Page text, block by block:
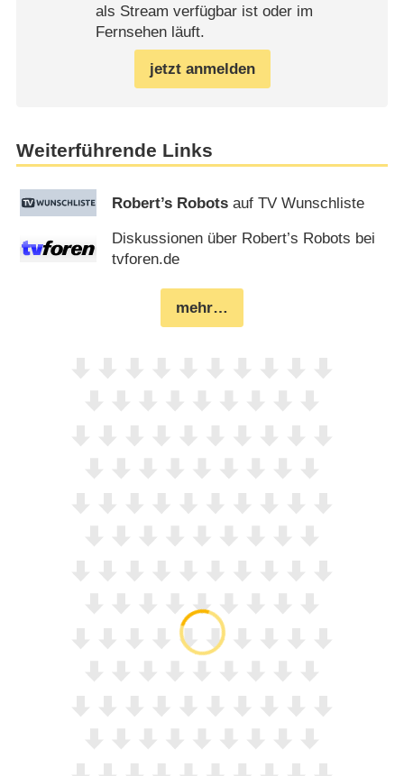
als Stream verfügbar ist oder im
Fernsehen läuft.
jetzt anmelden
Weiterführende Links
Robert’s Robots auf TV Wunschliste
Diskussionen über Robert’s Robots bei
tvforen.de
mehr…